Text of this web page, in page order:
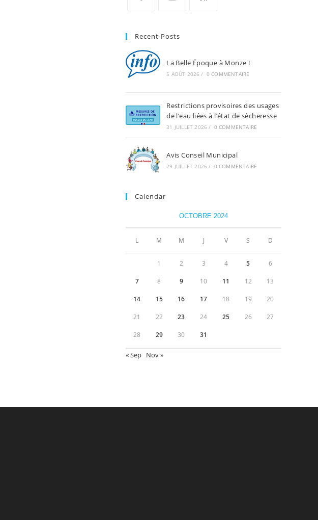
Recent Posts
La Belle Époque à Monze !
5 AOÛT 2026 / 0 COMMENTAIRE
Restrictions provisoires des usages
de l’eau liées à l’état de sècheresse
31 JUILLET 2026 / 0 COMMENTAIRE
Avis Conseil Municipal
29 JUILLET 2026 / 0 COMMENTAIRE
Calendar
OCTOBRE 2024
L M M J V S D
1 2 3 4 5 6
7 8 9 10 11 12 13
14 15 16 17 18 19 20
21 22 23 24 25 26 27
28 29 30 31
« Sep Nov »